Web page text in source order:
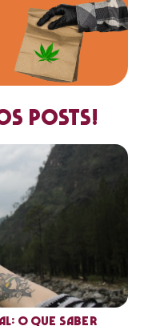
posts!
o que saber